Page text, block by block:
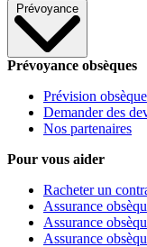
Prévoyance
Prévoyance obsèques
Prévision
Demander des
Nos partenaires
Pour vous aider
Racheter un
Assurance
Assurance
Assurance